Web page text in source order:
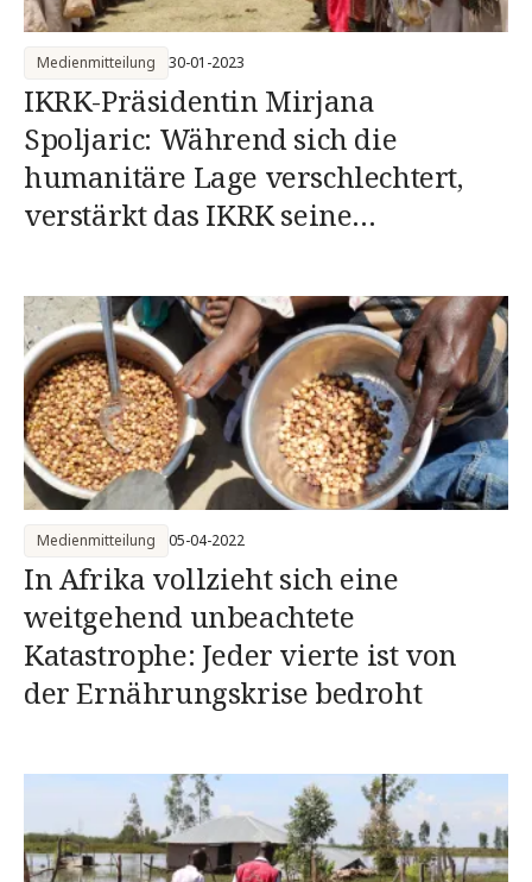
IKRK-Präsidentin Mirjana
Spoljaric: Während sich die
humanitäre Lage verschlechtert,
verstärkt das IKRK seine
Schutzmassnahmen für besonders
hilfsbedürftige Menschen
Medienmitteilung 30-01-2023
In Afrika vollzieht sich eine
weitgehend unbeachtete
Katastrophe: Jeder vierte ist von
der Ernährungskrise bedroht
Medienmitteilung 05-04-2022